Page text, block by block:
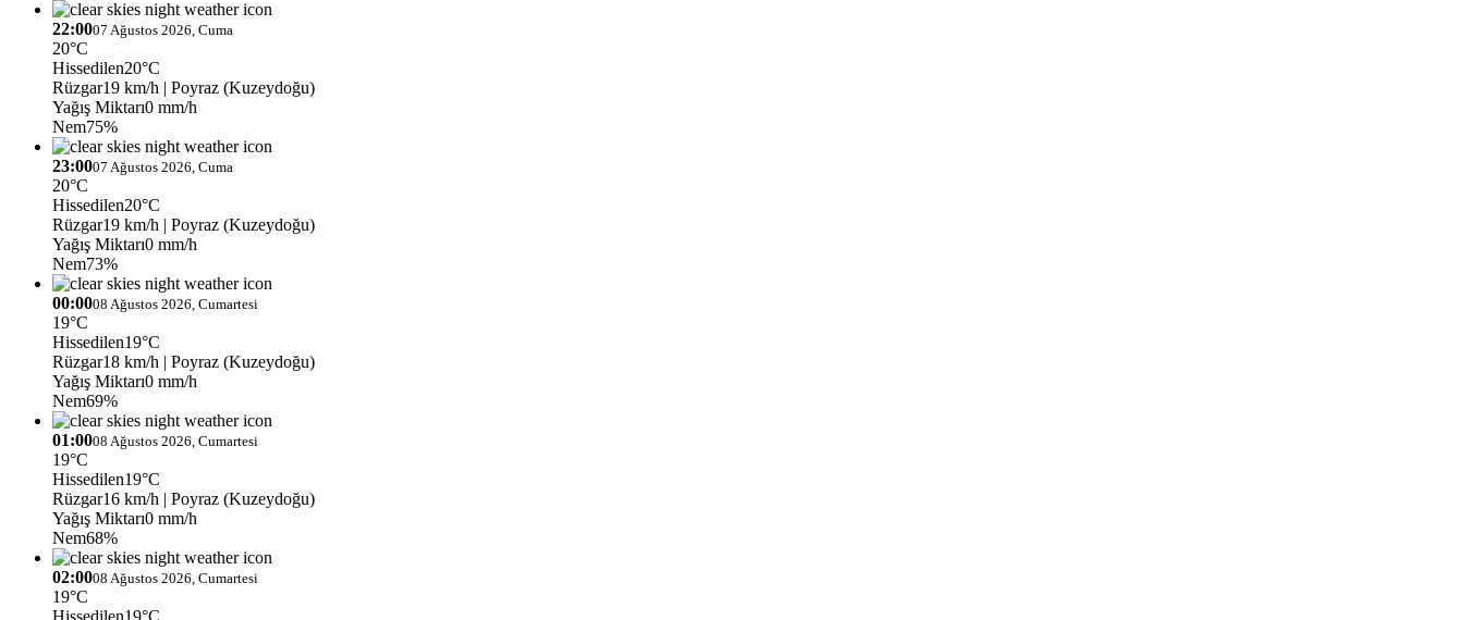
22:0007 Ağustos 2026, Cuma
20°C
Hissedilen20°C
Rüzgar19 km/h | Poyraz (Kuzeydoğu)
Yağış Miktarı0 mm/h
Nem75%
23:0007 Ağustos 2026, Cuma
20°C
Hissedilen20°C
Rüzgar19 km/h | Poyraz (Kuzeydoğu)
Yağış Miktarı0 mm/h
Nem73%
00:0008 Ağustos 2026, Cumartesi
19°C
Hissedilen19°C
Rüzgar18 km/h | Poyraz (Kuzeydoğu)
Yağış Miktarı0 mm/h
Nem69%
01:0008 Ağustos 2026, Cumartesi
19°C
Hissedilen19°C
Rüzgar16 km/h | Poyraz (Kuzeydoğu)
Yağış Miktarı0 mm/h
Nem68%
02:0008 Ağustos 2026, Cumartesi
19°C
Hissedilen19°C